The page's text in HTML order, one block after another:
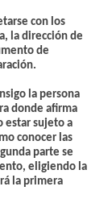
con los
la dirección de
de
la persona
donde afirma
estar sujeto a
conocer las
parte se
eligiendo la
la primera